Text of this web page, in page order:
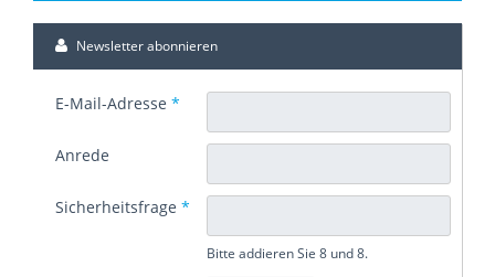
Newsletter abonnieren
E-Mail-Adresse *
Anrede
Sicherheitsfrage *
Bitte addieren Sie 8 und 8.